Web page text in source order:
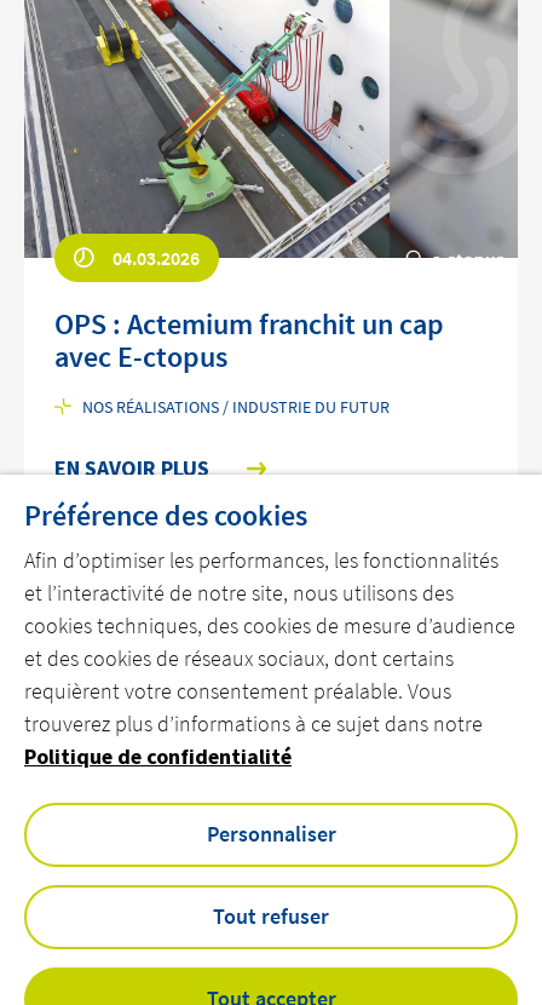
04.03.2026
NOS RÉALISATIONS / INDUSTRIE DU FUTUR
OPS : Actemium franchit un cap
avec E-ctopus
EN SAVOIR PLUS
DÉCOUVREZ ACTEMIUM
REJOIGNEZ NOS ÉQUIPES
CONTACTEZ-NOUS
linkedinyoutube
Préférence des cookies
Afin d’optimiser les performances, les fonctionnalités
et l’interactivité de notre site, nous utilisons des
cookies techniques, des cookies de mesure d’audience
et des cookies de réseaux sociaux, dont certains
requièrent votre consentement préalable. Vous
trouverez plus d’informations à ce sujet dans notre
Politique de confidentialité
Personnaliser
Tout refuser
Tout accepter